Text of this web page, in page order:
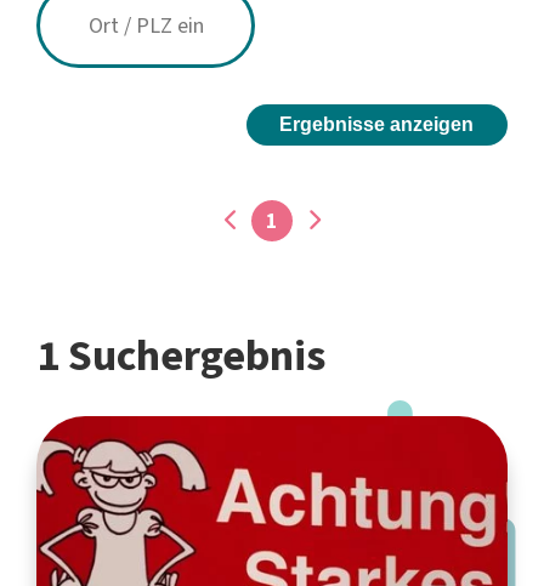
Ergebnisse anzeigen
1
1 Suchergebnis